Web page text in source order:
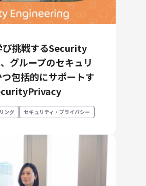
び挑戦するSecurity
グループのセキュリ
包括的にサポートす
ング セキュリティ・プライバシー